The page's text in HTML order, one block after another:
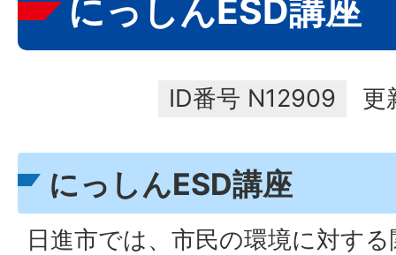
にっしんESD講座
ID番号 N12909 更
にっしんESD講座
日進市では、市民の環境に対す